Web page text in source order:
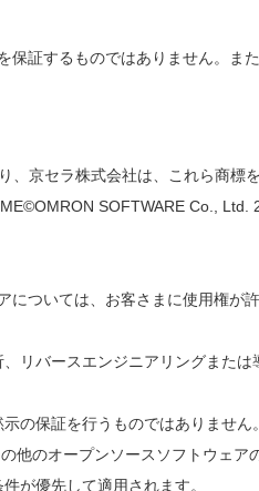
証するものではありません。ま
京セラ株式会社は、これら商標
SOFTWARE Co., Ltd.
ついては、お客さまに使用権が
リバースエンジニアリングまたは
の保証を行うものではありませ
のオープンソースソフトウェ
が優先して適用されます。